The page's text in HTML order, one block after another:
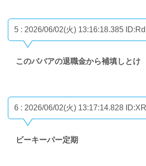
5 : 2026/06/02(火) 13:16:18.385
このババアの退職金から補填しとけ
6 : 2026/06/02(火) 13:17:14.828
ビーキーパー定期